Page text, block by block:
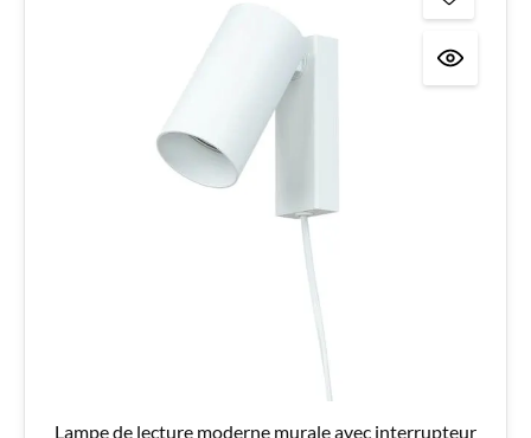
Lampe de lecture moderne murale avec interrupteur